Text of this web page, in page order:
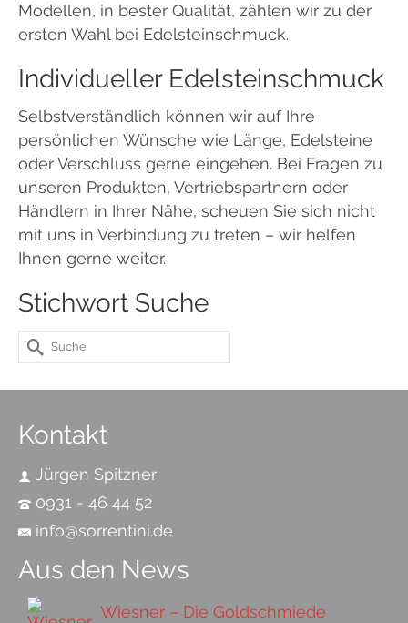
Modellen, in bester Qualität, zählen wir zu der
ersten Wahl bei Edelsteinschmuck.
Individueller Edelsteinschmuck
Selbstverständlich können wir auf Ihre
persönlichen Wünsche wie Länge, Edelsteine
oder Verschluss gerne eingehen. Bei Fragen zu
unseren Produkten, Vertriebspartnern oder
Händlern in Ihrer Nähe, scheuen Sie sich nicht
mit uns in Verbindung zu treten – wir helfen
Ihnen gerne weiter.
Stichwort Suche
Suche
nach:
Kontakt
Jürgen Spitzner
0931 - 46 44 52
info@sorrentini.de
Aus den News
Wiesner – Die Goldschmiede